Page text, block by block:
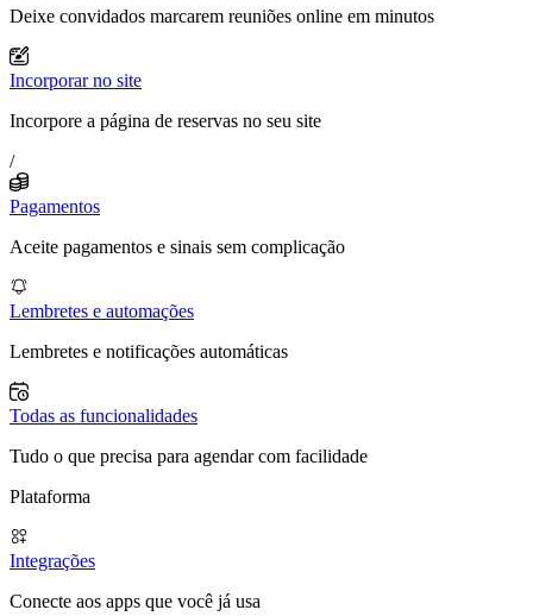
Deixe convidados marcarem reuniões online em minutos
Incorporar no site
Incorpore a página de reservas no seu site
/
Pagamentos
Aceite pagamentos e sinais sem complicação
Lembretes e automações
Lembretes e notificações automáticas
Todas as funcionalidades
Tudo o que precisa para agendar com facilidade
Plataforma
Integrações
Conecte aos apps que você já usa